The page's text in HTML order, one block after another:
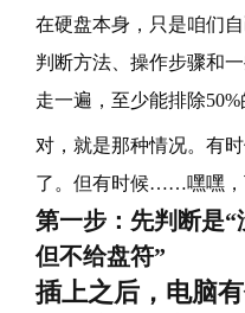
在硬盘本身，只是咱们
判断方法、操作步骤和
走一遍，至少能排除50%
对，就是那种情况。有
了。但有时候……嘿嘿，
第一步：先判断是
但不给盘符”
插上之后，电脑